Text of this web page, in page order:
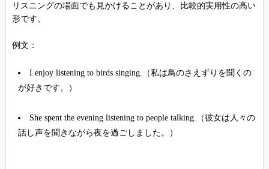
リスニングの場面でも見かけることがあり、比較的実用性の高い
形です。
例文：
I enjoy listening to birds singing.（私は鳥のさえずりを聞くの
が好きです。）
She spent the evening listening to people talking.（彼女は人々の
話し声を聞きながら夜を過ごしました。）